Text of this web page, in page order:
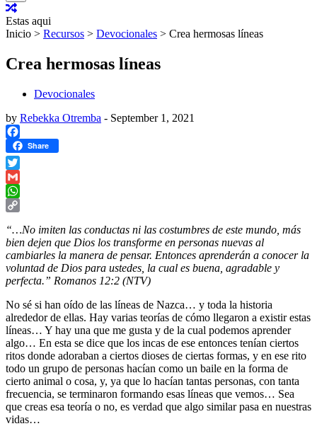
Estas aqui
Inicio > Recursos > Devocionales > Crea hermosas líneas
Crea hermosas líneas
Devocionales
by Rebekka Otremba - September 1, 2021
Facebook
Share
Twitter
Gmail
WhatsApp
Link
“…No imiten las conductas ni las costumbres de este mundo, más
bien dejen que Dios los transforme en personas nuevas al
cambiarles la manera de pensar. Entonces aprenderán a conocer la
voluntad de Dios para ustedes, la cual es buena, agradable y
perfecta.” Romanos 12:2 (NTV)
No sé si han oído de las líneas de Nazca… y toda la historia
alrededor de ellas. Hay varias teorías de cómo llegaron a existir estas
líneas… Y hay una que me gusta y de la cual podemos aprender
algo… En esta se dice que los incas de ese entonces tenían ciertos
ritos donde adoraban a ciertos dioses de ciertas formas, y en ese rito
todo un grupo de personas hacían como un baile en la forma de
cierto animal o cosa, y, ya que lo hacían tantas personas, con tanta
frecuencia, se terminaron formando esas líneas que vemos… Sea
que creas esa teoría o no, es verdad que algo similar pasa en nuestras
vidas…